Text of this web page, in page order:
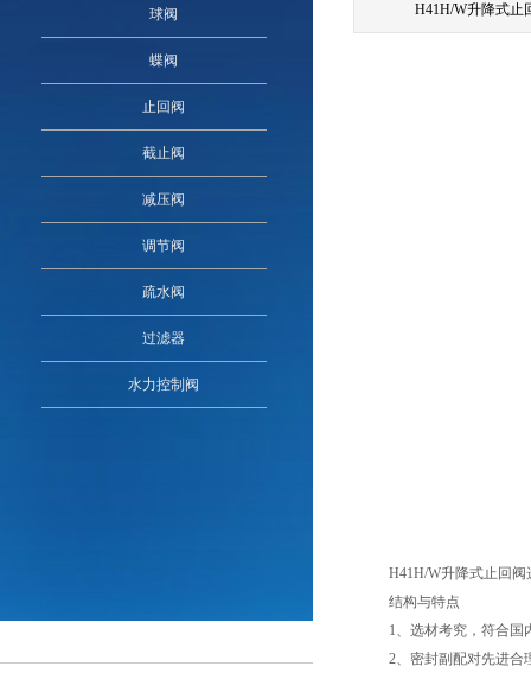
H41H/W升降式止
H41H/W升降式止回
结构与特点
1、选材考究，符合国
2、密封副配对先进合
球阀
蝶阀
止回阀
截止阀
减压阀
调节阀
疏水阀
过滤器
水力控制阀